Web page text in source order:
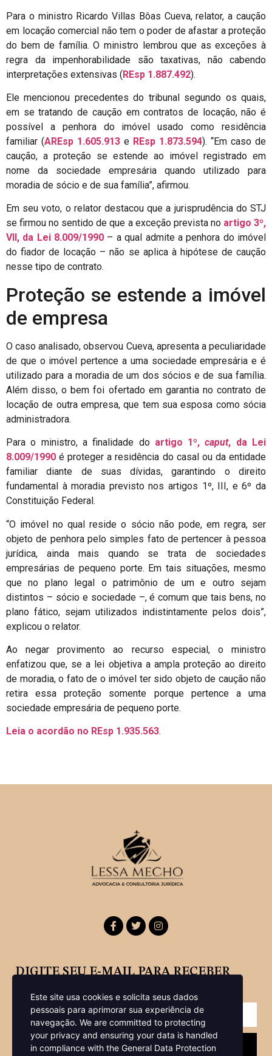
Para o ministro Ricardo Villas Bôas Cueva, relator, a caução
em locação comercial não tem o poder de afastar a proteção
do bem de família. O ministro lembrou que as exceções à
regra da impenhorabilidade são taxativas, não cabendo
interpretações extensivas (REsp 1.887.492).
Ele mencionou precedentes do tribunal segundo os quais,
em se tratando de caução em contratos de locação, não é
possível a penhora do imóvel usado como residência
familiar (AREsp 1.605.913 e REsp 1.873.594). “Em caso de
caução, a proteção se estende ao imóvel registrado em
nome da sociedade empresária quando utilizado para
moradia de sócio e de sua família”, afirmou.
Em seu voto, o relator destacou que a jurisprudência do STJ
se firmou no sentido de que a exceção prevista no artigo 3º,
VII, da Lei 8.009/1990 – a qual admite a penhora do imóvel
do fiador de locação – não se aplica à hipótese de caução
nesse tipo de contrato.
Proteção se estende a imóvel
de empresa
O caso analisado, observou Cueva, apresenta a peculiaridade
de que o imóvel pertence a uma sociedade empresária e é
utilizado para a moradia de um dos sócios e de sua família.
Além disso, o bem foi ofertado em garantia no contrato de
locação de outra empresa, que tem sua esposa como sócia
administradora.
Para o ministro, a finalidade do artigo 1º,caput, da Lei
8.009/1990 é proteger a residência do casal ou da entidade
familiar diante de suas dívidas, garantindo o direito
fundamental à moradia previsto nos artigos 1º, III, e 6º da
Constituição Federal.
“O imóvel no qual reside o sócio não pode, em regra, ser
objeto de penhora pelo simples fato de pertencer à pessoa
jurídica, ainda mais quando se trata de sociedades
empresárias de pequeno porte. Em tais situações, mesmo
que no plano legal o patrimônio de um e outro sejam
distintos – sócio e sociedade –, é comum que tais bens, no
plano fático, sejam utilizados indistintamente pelos dois”,
explicou o relator.
Ao negar provimento ao recurso especial, o ministro
enfatizou que, se a lei objetiva a ampla proteção ao direito
de moradia, o fato de o imóvel ter sido objeto de caução não
retira essa proteção somente porque pertence a uma
sociedade empresária de pequeno porte.
Leia o acordão no REsp 1.935.563.
DIGITE SEU E-MAIL PARA RECEBER
Enviar
Este site usa cookies e solicita seus dados
pessoais para aprimorar sua experiência de
navegação. We are committed to protecting
your privacy and ensuring your data is handled
in compliance with the General Data Protection